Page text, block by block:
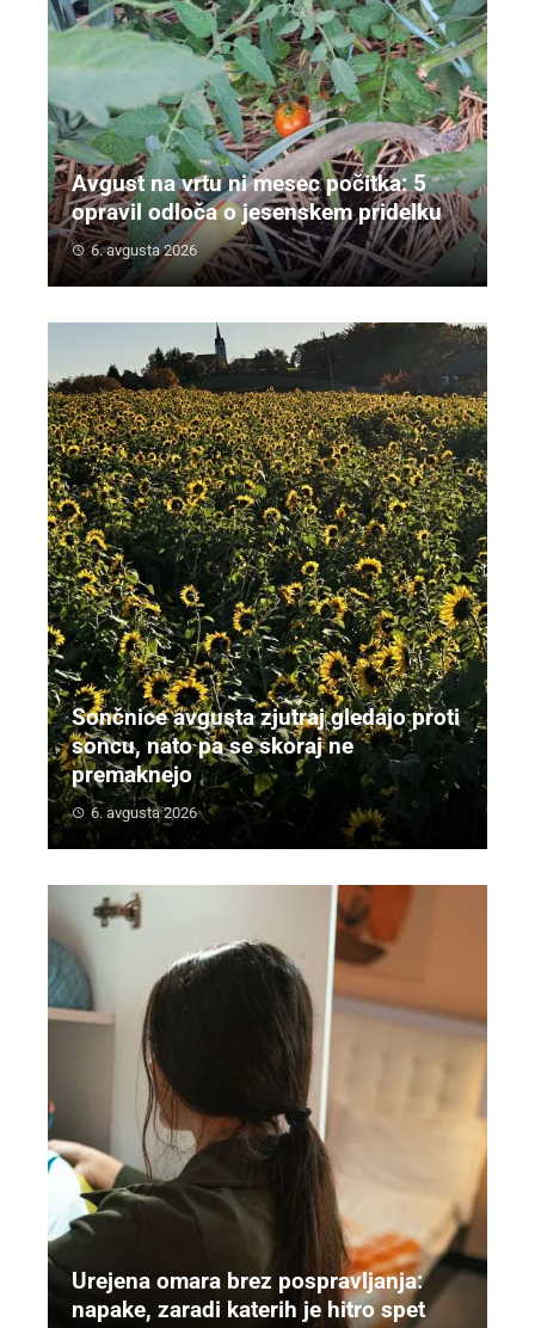
Avgust na vrtu ni mesec počitka: 5
opravil odloča o jesenskem pridelku
6. avgusta 2026
Sončnice avgusta zjutraj gledajo proti
soncu, nato pa se skoraj ne
premaknejo
6. avgusta 2026
Urejena omara brez pospravljanja:
napake, zaradi katerih je hitro spet